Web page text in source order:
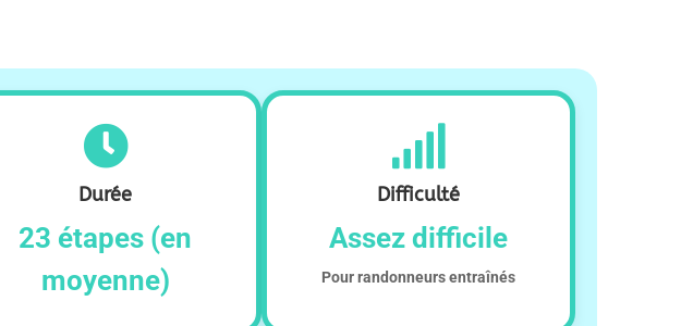
Durée
23 étapes (en
moyenne)
Difficulté
Assez difficile
Pour randonneurs entraînés